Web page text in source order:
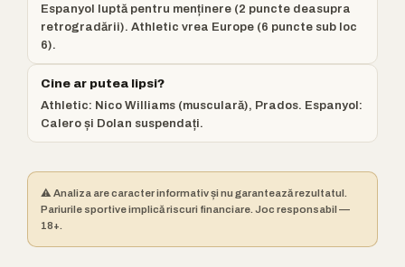
Espanyol luptă pentru menținere (2 puncte deasupra
retrogradării). Athletic vrea Europe (6 puncte sub loc
6).
Cine ar putea lipsi?
Athletic: Nico Williams (musculară), Prados. Espanyol:
Calero și Dolan suspendați.
⚠️ Analiza are caracter informativ și nu garantează rezultatul.
Pariurile sportive implică riscuri financiare. Joc responsabil —
18+.